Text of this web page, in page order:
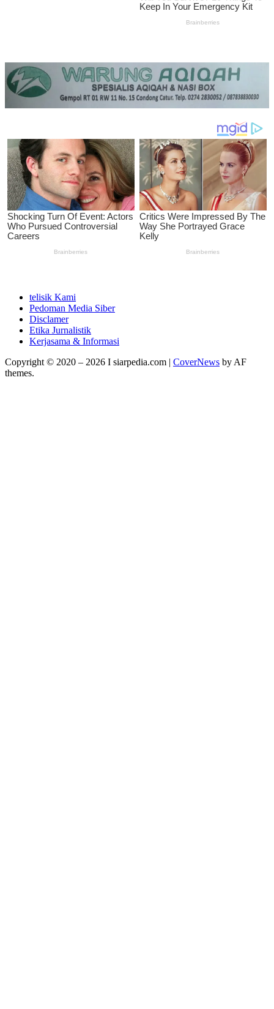
telisik Kami
Pedoman Media Siber
Disclamer
Etika Jurnalistik
Kerjasama & Informasi
Copyright © 2020 – 2026 I siarpedia.com | CoverNews by AF
themes.